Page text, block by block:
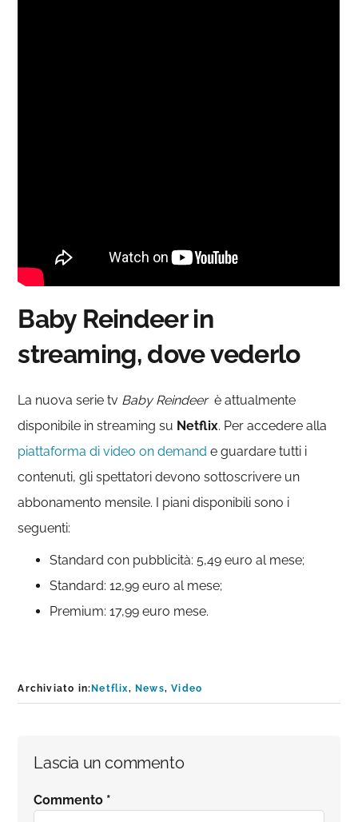
Baby Reindeerin
streaming, dove vederlo
La nuova serie tv Baby Reindeer è attualmente
disponibile in streaming su Netflix. Per accedere alla
piattaforma di video on demand e guardare tutti i
contenuti, gli spettatori devono sottoscrivere un
abbonamento mensile. I piani disponibili sono i
seguenti:
Standard con pubblicità: 5,49 euro al mese;
Standard: 12,99 euro al mese;
Premium: 17,99 euro mese.
Archiviato in:Netflix,News,Video
Interazioni
del
Lascia un commento
Commento *